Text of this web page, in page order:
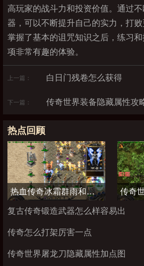
高玩家的战斗力和投资价值。通过
器，可以不断提升自己的实力，打
掌握了基本的诅咒知识之后，练习
项非常有趣的体验。
上一篇： 白日门残卷怎么获得
下一篇： 传奇世界装备隐藏属性攻
热点回顾
热血传奇冰霜群雨和流星火雨哪个厉害
复古传奇锻造武器怎么样容易出
传奇怎么打架厉害一点
传奇世界屠龙刀隐藏属性加点图